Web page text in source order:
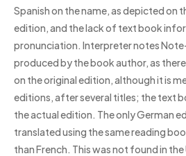
Spanish on the name, as depicted on
edition, and the lack of text book
pronunciation. Interpreter notes
produced by the book author, as
on the original edition, although it is
editions, after several titles; the text
the actual edition. The only German
translated using the same reading
than French. This was not found in